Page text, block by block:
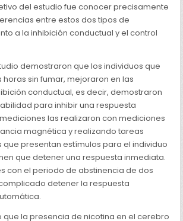
del estudio fue conocer precisamente
entre estos dos tipos de
a la inhibición conductual y el control
demostraron que los individuos que
sin fumar, mejoraron en las
conductual, es decir, demostraron
para inhibir una respuesta
las realizaron con mediciones
magnética y realizando tareas
presentan estímulos para el individuo
que detener una respuesta inmediata.
con el periodo de abstinencia de dos
detener la respuesta
que la presencia de nicotina en el cerebro